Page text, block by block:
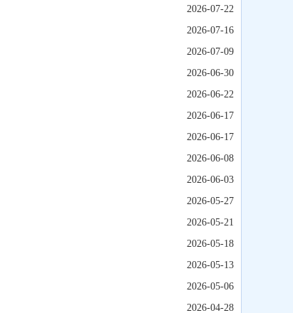
2026-07-22
2026-07-16
2026-07-09
2026-06-30
2026-06-22
2026-06-17
2026-06-17
2026-06-08
2026-06-03
2026-05-27
2026-05-21
2026-05-18
2026-05-13
2026-05-06
2026-04-28